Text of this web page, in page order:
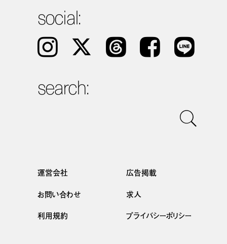
social:
Instagram 𝕏 Threads Facebook LINE
search:
運営会社
広告掲載
お問い合わせ
求人
利用規約 プライバシーポリシー